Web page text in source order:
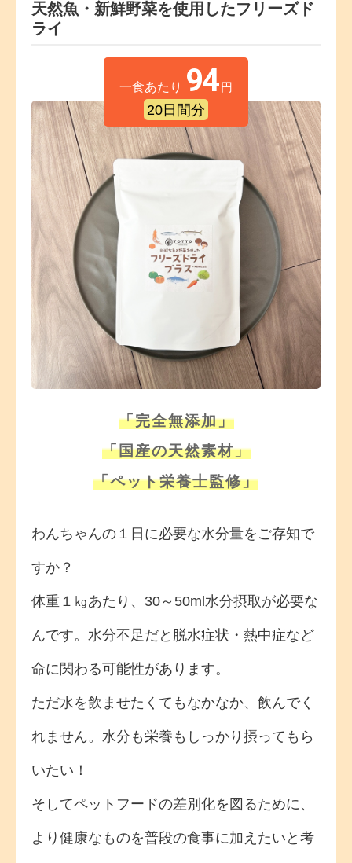
天然魚・新鮮野菜を使用したフリーズド
ライ
一食あたり 94 円
20日間分
「完全無添加」
「国産の天然素材」
「ペット栄養士監修」
わんちゃんの１日に必要な水分量をご存知で
すか？
体重１㎏あたり、30～50ml水分摂取が必要な
んです。水分不足だと脱水症状・熱中症など
命に関わる可能性があります。
ただ水を飲ませたくてもなかなか、飲んでく
れません。水分も栄養もしっかり摂ってもら
いたい！
そしてペットフードの差別化を図るために、
より健康なものを普段の食事に加えたいと考